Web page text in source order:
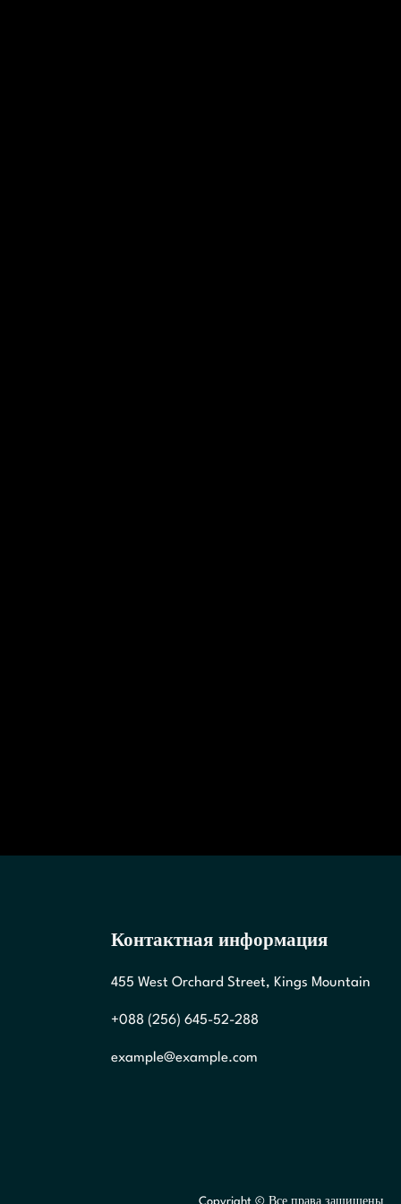
Контактная информация
455 West Orchard Street, Kings Mountain
+088 (256) 645-52-288
example@example.com